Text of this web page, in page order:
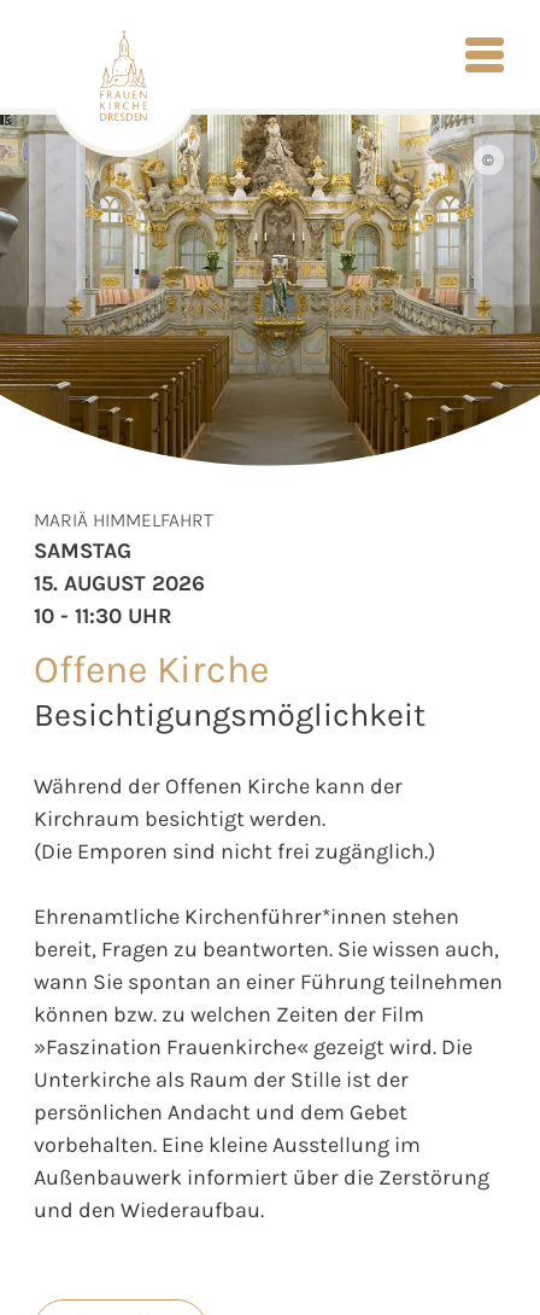
©
Offene Kirche
Besichtigungsmöglichkeit
Während der Offenen Kirche kann der
Kirchraum besichtigt werden.
(Die Emporen sind nicht frei zugänglich.)
Ehrenamtliche Kirchenführer*innen stehen
bereit, Fragen zu beantworten. Sie wissen auch,
wann Sie spontan an einer Führung teilnehmen
können bzw. zu welchen Zeiten der Film
»Faszination Frauenkirche« gezeigt wird. Die
Unterkirche als Raum der Stille ist der
persönlichen Andacht und dem Gebet
vorbehalten. Eine kleine Ausstellung im
Außenbauwerk informiert über die Zerstörung
und den Wiederaufbau.
MARIÄ HIMMELFAHRT
SAMSTAG
15. AUGUST 2026
10 - 11:30 UHR